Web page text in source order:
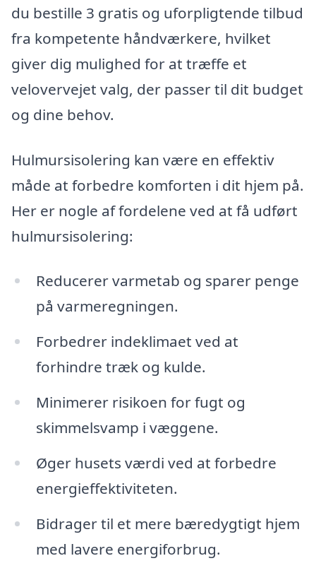
du bestille 3 gratis og uforpligtende tilbud
fra kompetente håndværkere, hvilket
giver dig mulighed for at træffe et
velovervejet valg, der passer til dit budget
og dine behov.
Hulmursisolering kan være en effektiv
måde at forbedre komforten i dit hjem på.
Her er nogle af fordelene ved at få udført
hulmursisolering:
Reducerer varmetab og sparer penge
på varmeregningen.
Forbedrer indeklimaet ved at
forhindre træk og kulde.
Minimerer risikoen for fugt og
skimmelsvamp i væggene.
Øger husets værdi ved at forbedre
energieffektiviteten.
Bidrager til et mere bæredygtigt hjem
med lavere energiforbrug.